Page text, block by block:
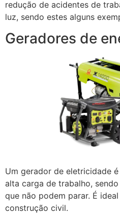
redução de acidentes de
luz, sendo estes alguns
Geradores de
Um gerador de eletricidade
alta carga de trabalho,
que não podem parar. É
construção civil.